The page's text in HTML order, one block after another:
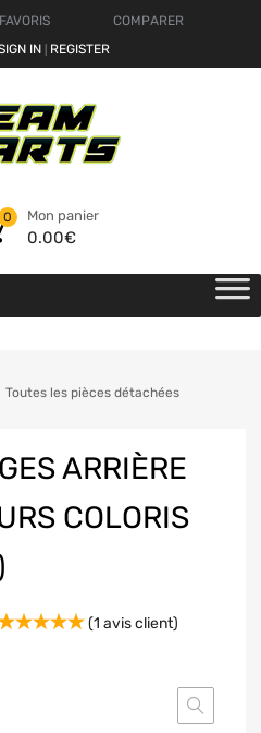
FAVORIS
COMPARER
IN REGISTER
Mon panier
0.00€
0
Toutes les pièces détachées
ARRIÈRE
COLORIS
(1 avis client)